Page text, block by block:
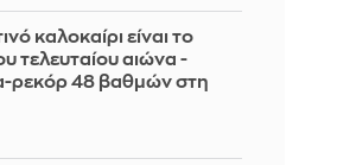
καλοκαίρι είναι το
τελευταίου αιώνα -
ρεκόρ 48 βαθμών στη